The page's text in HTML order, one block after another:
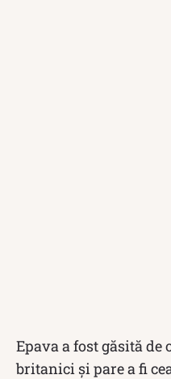
Epava a fost găsită de
britanici și pare a fi